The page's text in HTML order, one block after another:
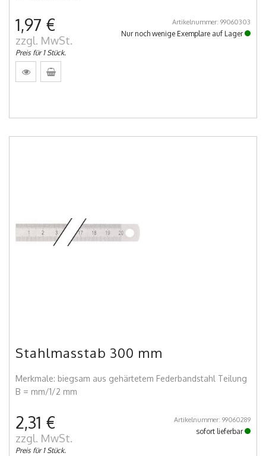
1,97 €
zzgl. MwSt.
Preis für 1 Stück.
Artikelnummer: 99060303
Nur noch wenige Exemplare auf Lager
Stahlmasstab 300 mm
Merkmale: biegsam aus gehärtetem Federbandstahl Teilung
B = mm/1/2 mm
2,31 €
zzgl. MwSt.
Preis für 1 Stück.
Artikelnummer: 99060289
sofort lieferbar